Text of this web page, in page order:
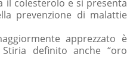
il colesterolo e si presenta
prevenzione di malattie
apprezzato è
definito anche “oro